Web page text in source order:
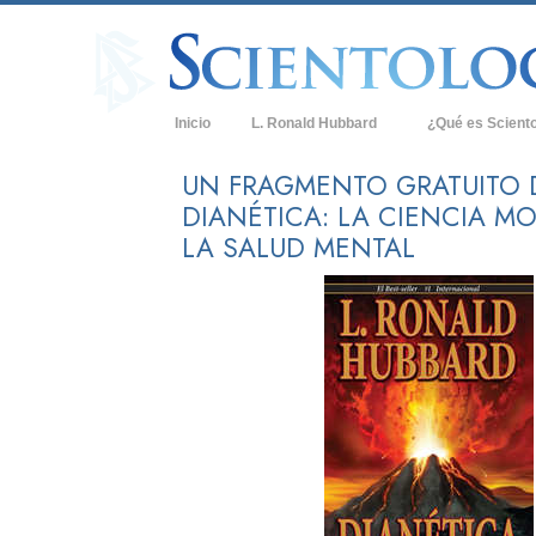
Inicio L. Ronald Hubbard ¿Qué es
Credos y Códigos
Qué dicen los
Scientology
Conoce a un
Dentro de una
Los Principios
Una Introducción
Amor y Odio:
UN FRAGMENTO GRATUITO
DIANÉTICA: LA CIENCIA
LA SALUD MENTAL